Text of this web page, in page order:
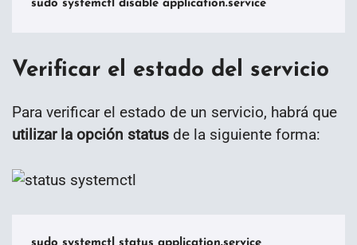
sudo systemctl disable application.service
Verificar el estado del servicio
Para verificar el estado de un servicio, habrá que
utilizar la opción status de la siguiente forma: